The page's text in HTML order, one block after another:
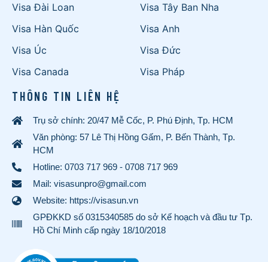
Visa Đài Loan
Visa Hàn Quốc
Visa Úc
Visa Canada
Visa Tây Ban Nha
Visa Anh
Visa Đức
Visa Pháp
THÔNG TIN LIÊN HỆ
Trụ sở chính: 20/47 Mễ Cốc, P. Phú Định, Tp. HCM
Văn phòng: 57 Lê Thị Hồng Gấm, P. Bến Thành, Tp.
HCM
Hotline: 0703 717 969 - 0708 717 969
Mail: visasunpro@gmail.com
Website: https://visasun.vn
GPĐKKD số 0315340585 do sở Kế hoạch và đầu tư Tp.
Hồ Chí Minh cấp ngày 18/10/2018